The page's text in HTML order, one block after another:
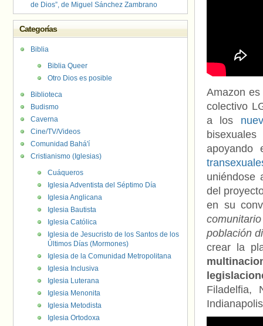
Amazon
colectivo
a los
del
en su
población
crear la
Filadelfia,
de Dios”, de Miguel Sánchez Zambrano
Categorías
Biblia
Biblia Queer
Otro Dios es posible
Biblioteca
Budismo
Caverna
Cine/TV/Videos
Comunidad Bahá'í
Cristianismo (Iglesias)
Cuáqueros
Iglesia Adventista del Séptimo Día
Iglesia Anglicana
Iglesia Bautista
Iglesia Católica
Iglesia de Jesucristo de los Santos de los
Últimos Días (Mormones)
Iglesia de la Comunidad Metropolitana
Iglesia Inclusiva
Iglesia Luterana
Iglesia Menonita
Iglesia Metodista
Iglesia Ortodoxa